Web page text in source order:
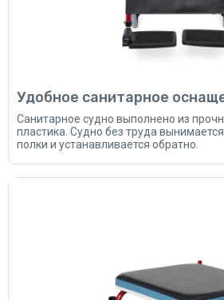
Удобное санитарное
Санитарное судно выполнено из
пластика. Судно без труда
полки и устанавливается обратно.